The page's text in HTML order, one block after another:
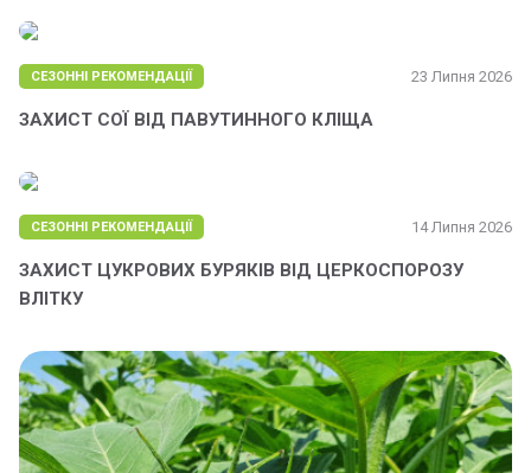
СЕЗОННІ РЕКОМЕНДАЦІЇ 23 Липня 2026
ЗАХИСТ СОЇ ВІД ПАВУТИННОГО КЛІЩА
СЕЗОННІ РЕКОМЕНДАЦІЇ 14 Липня 2026
ЗАХИСТ ЦУКРОВИХ БУРЯКІВ ВІД ЦЕРКОСПОРОЗУ
ВЛІТКУ